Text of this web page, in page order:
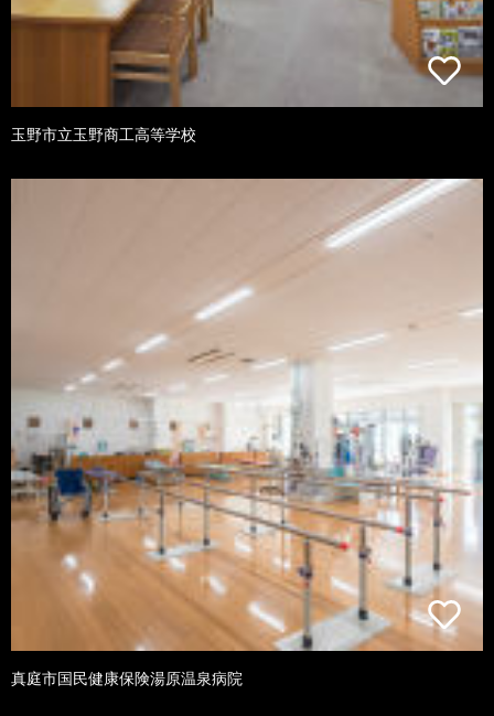
玉野市立玉野商工高等学校
真庭市国民健康保険湯原温泉病院